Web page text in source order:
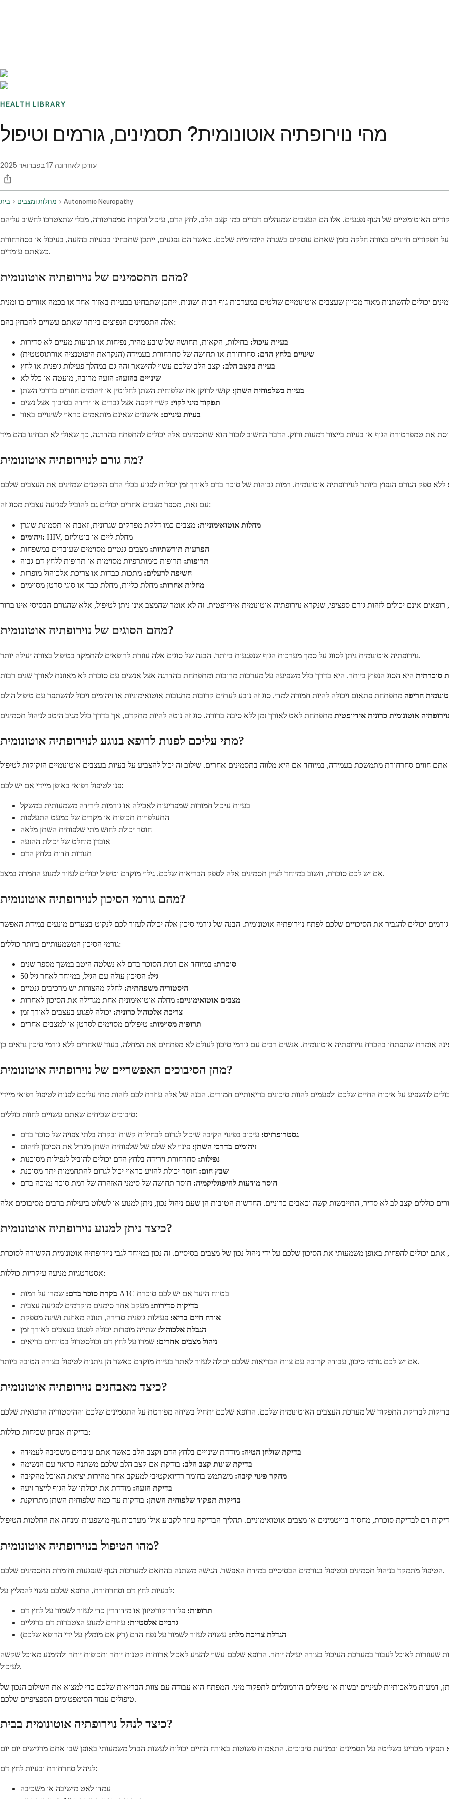
HEALTH LIBRARY
מהי נוירופתיה אוטונומית? תסמינים, גורמים וטיפול
עודכן לאחרונה 17 בפברואר 2025
בית מחלות ומצבים Autonomic Neuropathy
חיוניים בצורה חלקה בזמן שאתם עוסקים בשגרה היומיומית שלכם. כאשר הם נפגעים, ייתכן שתבחינו בבעיות בהזעה, בעיכול או בסחרחורת
כשאתם עומדים.
מהם התסמינים של נוירופתיה אוטונומית?
אלה התסמינים הנפוצים ביותר שאתם עשויים להבחין בהם:
בעיות עיכול: בחילות, הקאות, תחושה של שובע מהיר, נפיחות או תנועות מעיים לא סדירות
שינויים בלחץ הדם: סחרחורת או תחושה של סחרחורת בעמידה (הנקראת היפוטנציה אורתוסטטית)
בעיות בקצב הלב: קצב הלב שלכם עשוי להישאר זהה גם במהלך פעילות גופנית או לחץ
שינויים בהזעה: הזעה מרובה, מועטה או כלל לא
בעיות בשלפוחית השתן: קושי לרוקן את שלפוחית השתן לחלוטין או זיהומים חוזרים בדרכי השתן
תפקוד מיני לקוי: קשיי זיקפה אצל גברים או ירידה בסיבוך אצל נשים
בעיות עיניים: אישונים שאינם מותאמים כראוי לשינויים באור
מה גורם לנוירופתיה אוטונומית?
עם זאת, מספר מצבים אחרים יכולים גם להוביל לפגיעה עצבית מסוג זה:
מחלות אוטואימוניות: מצבים כמו דלקת מפרקים שגרונית, זאבת או תסמונת שוגרן
זיהומים:
HIV, מחלת ליים או בוטוליזם
הפרעות תורשתיות: מצבים גנטיים מסוימים שעוברים במשפחות
תרופות: תרופות כימותרפיות מסוימות או תרופות ללחץ דם גבוה
חשיפה לרעלים: מתכות כבדות או צריכת אלכוהול מופרזת
מחלות אחרות: מחלת כליות, מחלת כבד או סוגי סרטן מסוימים
מהם הסוגים של נוירופתיה אוטונומית?
נוירופתיה אוטונומית ניתן לסווג על סמך מערכות הגוף שנפגעות ביותר. הבנה של סוגים אלה עוזרת לרופאים להתמקד בטיפול בצורה יעילה יותר.
סוכרתית
חריפה
אוטונומית כרונית אידיופטית
מתי עליכם לפנות לרופא בנוגע לנוירופתיה אוטונומית?
פנו לטיפול רפואי באופן מיידי אם יש לכם:
בעיות עיכול חמורות שמפריעות לאכילה או גורמות לירידה משמעותית במשקל
התעלפויות תכופות או מקרים של כמעט התעלפות
חוסר יכולת לחוש מתי שלפוחית השתן מלאה
אובדן מוחלט של יכולת ההזעה
תנודות חדות בלחץ הדם
אם יש לכם סוכרת, חשוב במיוחד לציין תסמינים אלה לספק הבריאות שלכם. גילוי מוקדם וטיפול יכולים לעזור למנוע החמרה במצב.
מהם גורמי הסיכון לנוירופתיה אוטונומית?
גורמי הסיכון המשמעותיים ביותר כוללים:
סוכרת: במיוחד אם רמת הסוכר בדם לא נשלטה היטב במשך מספר שנים
גיל: הסיכון עולה עם הגיל, במיוחד לאחר גיל 50
היסטוריה משפחתית: לחלק מהצורות יש מרכיבים גנטיים
מצבים אוטואימוניים: מחלה אוטואימונית אחת מגדילה את הסיכון לאחרות
צריכת אלכוהול כרונית: יכולה לפגוע בעצבים לאורך זמן
תרופות מסוימות: טיפולים מסוימים לסרטן או למצבים אחרים
מהן הסיבוכים האפשריים של נוירופתיה אוטונומית?
סיבוכים שכיחים שאתם עשויים לחוות כוללים:
גסטרופרזיס: עיכוב בפינוי הקיבה שיכול לגרום לבחילות קשות ובקרה בלתי צפויה של סוכר בדם
זיהומים בדרכי השתן: פינוי לא שלם של שלפוחית השתן מגדיל את הסיכון לזיהום
נפילות: סחרחורת וירידה בלחץ הדם יכולים להוביל לנפילות מסוכנות
שבץ חום: חוסר יכולת להזיע כראוי יכול לגרום להתחממות יתר מסוכנת
חוסר מודעות להיפוגליקמיה: חוסר תחושה של סימני האזהרה של רמת סוכר נמוכה בדם
כיצד ניתן למנוע נוירופתיה אוטונומית?
אסטרטגיות מניעה עיקריות כוללות:
בקרת סוכר בדם:
שמרו על רמות A1C בטווח היעד אם יש לכם סוכרת
בדיקות סדירות: מעקב אחר סימנים מוקדמים לפגיעה עצבית
אורח חיים בריא: פעילות גופנית סדירה, תזונה מאוזנת ושינה מספקת
הגבלת אלכוהול: שתייה מופרזת יכולה לפגוע בעצבים לאורך זמן
ניהול מצבים אחרים: שמרו על לחץ דם וכולסטרול בטווחים בריאים
אם יש לכם גורמי סיכון, עבודה קרובה עם צוות הבריאות שלכם יכולה לעזור לאתר בעיות מוקדם כאשר הן ניתנות לטיפול בצורה הטובה ביותר.
כיצד מאבחנים נוירופתיה אוטונומית?
בדיקות אבחון שכיחות כוללות:
בדיקת שולחן הטיה: מודדת שינויים בלחץ הדם וקצב הלב כאשר אתם עוברים משכיבה לעמידה
בדיקת שונות קצב הלב: בודקת אם קצב הלב שלכם משתנה כראוי עם הנשימה
מחקר פינוי קיבה: משתמש בחומר רדיואקטיבי למעקב אחר מהירות יציאת האוכל מהקיבה
בדיקת הזעה: מודדת את יכולתו של הגוף לייצר זיעה
בדיקות תפקוד שלפוחית השתן: בודקות עד כמה שלפוחית השתן מתרוקנת
מהו הטיפול בנוירופתיה אוטונומית?
הטיפול מתמקד בניהול תסמינים ובטיפול בגורמים הבסיסיים במידת האפשר. הגישה משתנה בהתאם למערכות הגוף שנפגעות וחומרת התסמינים שלכם.
לבעיות לחץ דם וסחרחורת, הרופא שלכם עשוי להמליץ על:
תרופות: פלודרוקורטיזון או מידודרין כדי לעזור לשמור על לחץ דם
גרביים אלסטיות: עוזרים למנוע הצטברות דם ברגליים
הגדלת צריכת מלח: עשויה לעזור לשמור על נפח הדם (רק אם מומלץ על ידי הרופא שלכם)
שעוזרות לאוכל לעבור במערכת העיכול בצורה יעילה יותר. הרופא שלכם עשוי להציע לאכול ארוחות קטנות יותר ותכופות יותר ולהימנע מאוכל שקשה
לעיכול.
דמעות מלאכותיות לעיניים יבשות או טיפולים הורמונליים לתפקוד מיני. המפתח הוא עבודה עם צוות הבריאות שלכם כדי למצוא את השילוב הנכון של
טיפולים עבור הסימפטומים הספציפיים שלכם.
כיצד לנהל נוירופתיה אוטונומית בבית?
לניהול סחרחורת ובעיות לחץ דם:
עמדו לאט מישיבה או משכיבה